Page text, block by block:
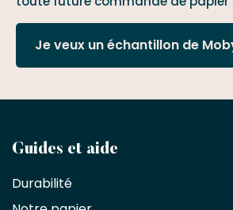
Je veux un échantillon de
Devenez
partenaire
commercial
Guides et aide
Durabilité